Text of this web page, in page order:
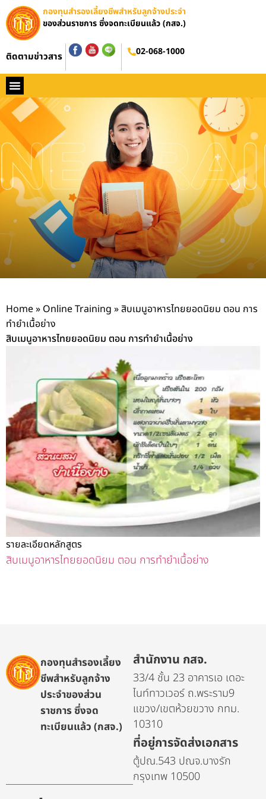
กองทุนสำรองเลี้ยงชีพสำหรับลูกจ้างประจำ
ของส่วนราชการ ซึ่งจดทะเบียนแล้ว (กสจ.)
ติดตามข่าวสาร 02-068-1000
อบรมออนไลน์
Home» Online Training »สิบเมนูอาหารไทยยอดนิยม ตอน การ
ทำยำเนื้อย่าง
สิบเมนูอาหารไทยยอดนิยม ตอน การทำยำเนื้อย่าง
รายละเอียดหลักสูตร
สิบเมนูอาหารไทยยอดนิยม ตอน การทำยำเนื้อย่าง
กองทุนสำรองเลี้ยง
ชีพสำหรับลูกจ้าง
ประจำของส่วน
ราชการ ซึ่งจด
ทะเบียนแล้ว (กสจ.)
สำนักงาน กสจ.
33/4 ชั้น 23 อาคารเอ เดอะ
ไนท์ทาวเวอร์ ถ.พระราม9
แขวง/เขตห้วยขวาง กทม.
10310
ที่อยู่การจัดส่งเอกสาร
ตู้ปณ.543 ปณจ.บางรัก
กรุงเทพ 10500